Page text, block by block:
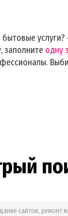
заполните одну